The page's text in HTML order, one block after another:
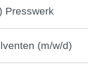
Presswerk
(m/w/d)